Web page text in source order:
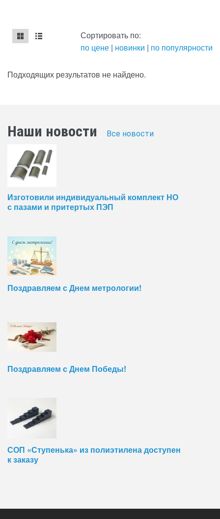
mse2_chunk_default
mse2_chunk_alternate
Сортировать по:
по цене | новинки | по популярности
Подходящих результатов не найдено.
Наши новости Все новости
Изготовили индивидуальный комплект НО
с пазами и притертых ПЭП
Поздравляем с Днем метрологии!
Поздравляем с Днем Победы!
СОП «Ступенька» из полиэтилена доступен
к заказу